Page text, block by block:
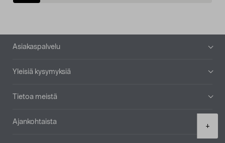
+
Alatunniste
Asiakaspalvelu
Yleisiä kysymyksiä
Tietoa meistä
Ajankohtaista